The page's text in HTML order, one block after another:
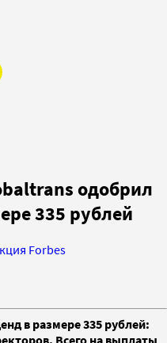
одобрил
335 рублей
Forbes
в размере 335 рублей:
Всего на выплаты